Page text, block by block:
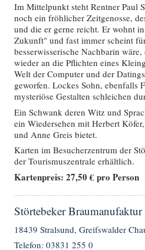
Im Mittelpunkt steht Rentner Paul
noch ein fröhlicher Zeitgenosse,
und die er gerne reicht. Er wohnt
Zukunft" und fast immer scheint
besserwisserische Nachbarin
wieder an die Pflichten eines
Welt der Computer und der
geworfen. Lockes Sohn, ebenfalls
mysteriöse Gestalten schleichen
Ein Schwank deren Witz und
ein Wiedersehen mit Herbert
und Anne Greis bietet.
Karten im Besucherzentrum der
der Tourismuszentrale erhältlich.
Kartenpreis: 27,50 € pro Person
Störtebeker
18439 Stralsund, Greifswalder
Telefon: 03831 255 0